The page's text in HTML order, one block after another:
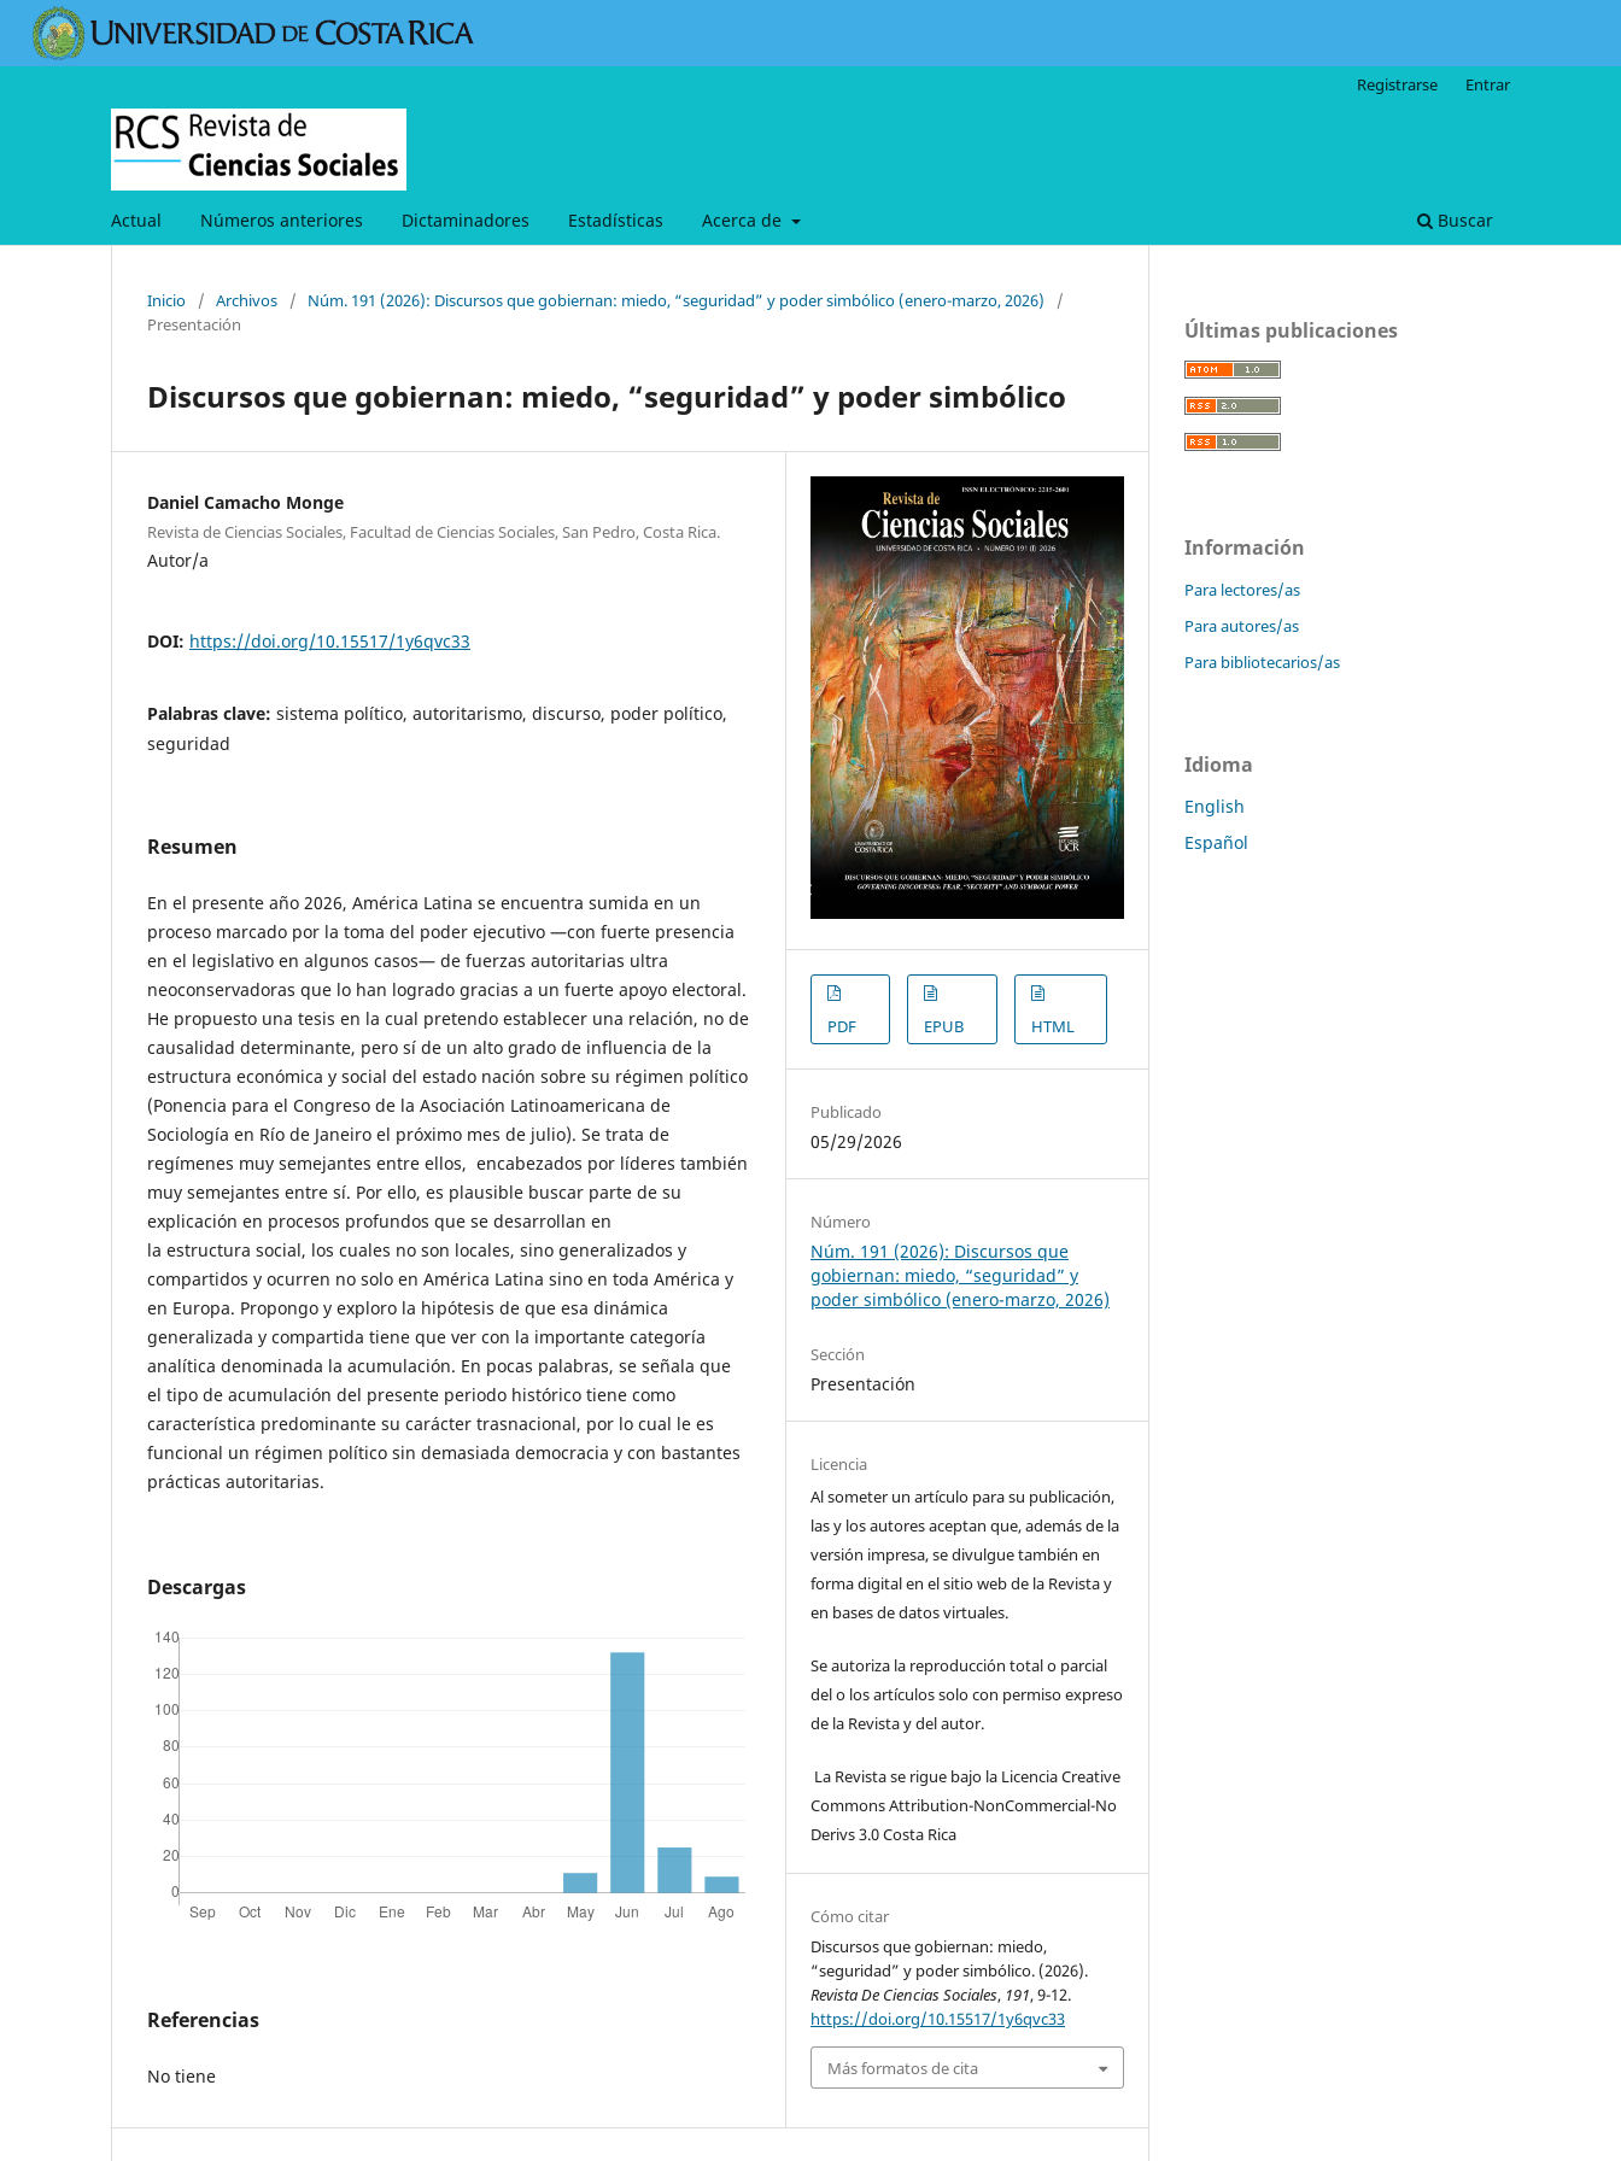
Actual Números anteriores Dictaminadores Estadísticas Acerca de Buscar
Registrarse Entrar
Inicio / Archivos / Núm. 191 (2026): Discursos que gobiernan: miedo, “seguridad” y poder simbólico (enero-marzo, 2026)
/
Presentación
Discursos que gobiernan: miedo, “seguridad” y poder simbólico
Daniel Camacho Monge
Revista de Ciencias Sociales, Facultad de Ciencias Sociales, San Pedro, Costa Rica.
Autor/a
DOI: https://doi.org/10.15517/1y6qvc33
Palabras clave: sistema político, autoritarismo, discurso, poder político,
seguridad
Resumen
En el presente año 2026, América Latina se encuentra sumida en un
proceso marcado por la toma del poder ejecutivo —con fuerte presencia
en el legislativo en algunos casos— de fuerzas autoritarias ultra
neoconservadoras que lo han logrado gracias a un fuerte apoyo electoral.
He propuesto una tesis en la cual pretendo establecer una relación, no de
causalidad determinante, pero sí de un alto grado de influencia de la
estructura económica y social del estado nación sobre su régimen político
(Ponencia para el Congreso de la Asociación Latinoamericana de
Sociología en Río de Janeiro el próximo mes de julio). Se trata de
regímenes muy semejantes entre ellos, encabezados por líderes también
muy semejantes entre sí. Por ello, es plausible buscar parte de su
explicación en procesos profundos que se desarrollan en
la estructura social, los cuales no son locales, sino generalizados y
compartidos y ocurren no solo en América Latina sino en toda América y
en Europa. Propongo y exploro la hipótesis de que esa dinámica
generalizada y compartida tiene que ver con la importante categoría
analítica denominada la acumulación. En pocas palabras, se señala que
el tipo de acumulación del presente periodo histórico tiene como
característica predominante su carácter trasnacional, por lo cual le es
funcional un régimen político sin demasiada democracia y con bastantes
prácticas autoritarias.
Descargas
Referencias
No tiene
PDF EPUB HTML
Publicado
05/29/2026
Número
Núm. 191 (2026): Discursos que
gobiernan: miedo, “seguridad” y
poder simbólico (enero-marzo, 2026)
Sección
Presentación
Licencia
Al someter un artículo para su publicación,
las y los autores aceptan que, además de la
versión impresa, se divulgue también en
forma digital en el sitio web de la Revista y
en bases de datos virtuales.
Se autoriza la reproducción total o parcial
del o los artículos solo con permiso expreso
de la Revista y del autor.
La Revista se rigue bajo la Licencia Creative
Commons Attribution-NonCommercial-No
Derivs 3.0 Costa Rica
Cómo citar
Discursos que gobiernan: miedo,
“seguridad” y poder simbólico. (2026).
Revista De Ciencias Sociales, 191, 9-12.
https://doi.org/10.15517/1y6qvc33
Más formatos de cita
Últimas publicaciones
Información
Para lectores/as
Para autores/as
Para bibliotecarios/as
Idioma
English
Español